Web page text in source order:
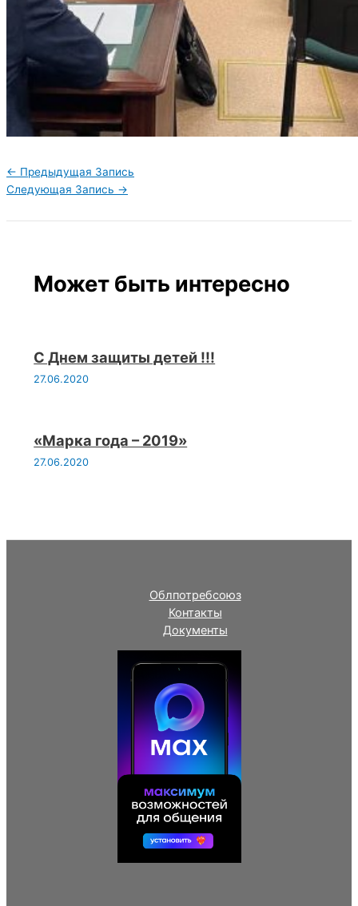
← Предыдущая Запись
Следующая Запись →
Может быть интересно
С Днем защиты детей !!!
27.06.2020
«Марка года – 2019»
27.06.2020
Облпотребсоюз
Контакты
Документы